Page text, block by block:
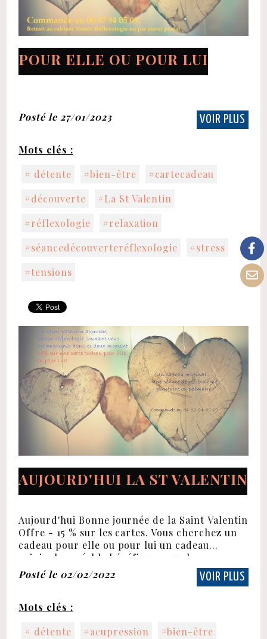
POUR ELLE OU POUR LUI
Posté le 27/01/2023 VOIR PLUS
Mots clés :
# détente
#bien-être
#cartecadeau
#découverte
#La St Valentin
#réflexologie
#relaxation
#séancedécouverteréflexologie
#stress
#tensions
AUJOURD'HUI LA ST VALENTIN
Aujourd'hui Bonne journée de la Saint Valentin
Offre - 15 % sur les cartes. Vous cherchez un
cadeau pour elle ou pour lui un cadeau
Posté le 02/02/2022
VOIR PLUS
Mots clés :
# détente
#acupression
#bien-être